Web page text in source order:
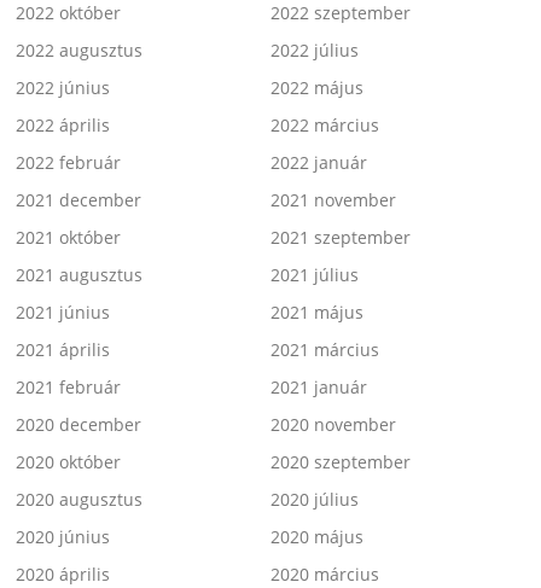
2022 október
2022 szeptember
2022 augusztus
2022 július
2022 június
2022 május
2022 április
2022 március
2022 február
2022 január
2021 december
2021 november
2021 október
2021 szeptember
2021 augusztus
2021 július
2021 június
2021 május
2021 április
2021 március
2021 február
2021 január
2020 december
2020 november
2020 október
2020 szeptember
2020 augusztus
2020 július
2020 június
2020 május
2020 április
2020 március